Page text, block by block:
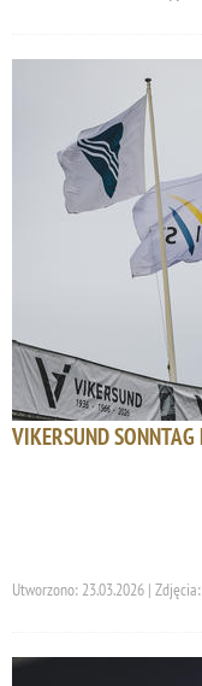
VIKERSUND SONNTAG
Utworzono: 23.03.2026 |